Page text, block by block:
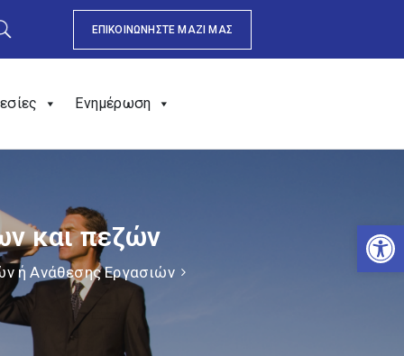
ΕΠΙΚΟΙΝΩΝΗΣΤΕ ΜΑΖΙ ΜΑΣ
Ενημέρωση
και πεζών
ή Ανάθεσης Εργασιών